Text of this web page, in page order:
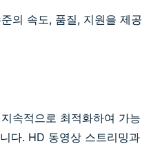
의 속도, 품질, 지원을 제공
속적으로 최적화하여 가능
다. HD 동영상 스트리밍과